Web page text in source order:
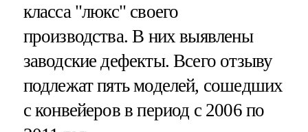
класса "люкс" своего
производства. В них выявлены
заводские дефекты. Всего отзыву
подлежат пять моделей, сошедших
с конвейеров в период с 2006 по